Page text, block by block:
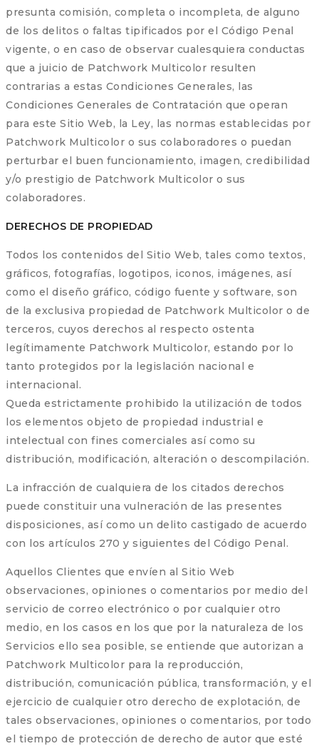
presunta comisión, completa o incompleta, de alguno
de los delitos o faltas tipificados por el Código Penal
vigente, o en caso de observar cualesquiera conductas
que a juicio de Patchwork Multicolor resulten
contrarias a estas Condiciones Generales, las
Condiciones Generales de Contratación que operan
para este Sitio Web, la Ley, las normas establecidas por
Patchwork Multicolor o sus colaboradores o puedan
perturbar el buen funcionamiento, imagen, credibilidad
y/o prestigio de Patchwork Multicolor o sus
colaboradores.
DERECHOS DE PROPIEDAD
Todos los contenidos del Sitio Web, tales como textos,
gráficos, fotografías, logotipos, iconos, imágenes, así
como el diseño gráfico, código fuente y software, son
de la exclusiva propiedad de Patchwork Multicolor o de
terceros, cuyos derechos al respecto ostenta
legítimamente Patchwork Multicolor, estando por lo
tanto protegidos por la legislación nacional e
internacional.
Queda estrictamente prohibido la utilización de todos
los elementos objeto de propiedad industrial e
intelectual con fines comerciales así como su
distribución, modificación, alteración o descompilación.
La infracción de cualquiera de los citados derechos
puede constituir una vulneración de las presentes
disposiciones, así como un delito castigado de acuerdo
con los artículos 270 y siguientes del Código Penal.
Aquellos Clientes que envíen al Sitio Web
observaciones, opiniones o comentarios por medio del
servicio de correo electrónico o por cualquier otro
medio, en los casos en los que por la naturaleza de los
Servicios ello sea posible, se entiende que autorizan a
Patchwork Multicolor para la reproducción,
distribución, comunicación pública, transformación, y el
ejercicio de cualquier otro derecho de explotación, de
tales observaciones, opiniones o comentarios, por todo
el tiempo de protección de derecho de autor que esté